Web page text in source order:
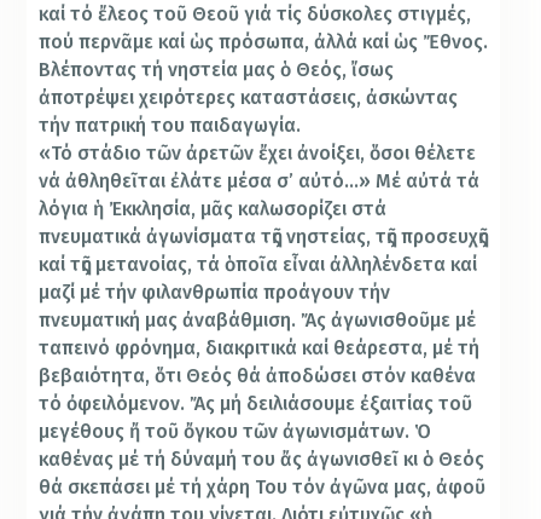
καί τό ἔλεος τοῦ Θεοῦ γιά τίς δύσκολες στιγμές,
πού περνᾶμε καί ὡς πρόσωπα, ἀλλά καί ὡς Ἔθνος.
Βλέποντας τή νηστεία μας ὁ Θεός, ἴσως
ἀποτρέψει χειρότερες καταστάσεις, ἀσκώντας
τήν πατρική του παιδαγωγία.
«Τό στάδιο τῶν ἀρετῶν ἔχει ἀνοίξει, ὅσοι θέλετε
νά ἀθληθεῖται ἐλάτε μέσα σ’ αὐτό…» Μέ αὐτά τά
λόγια ἡ Ἐκκλησία, μᾶς καλωσορίζει στά
πνευματικά ἀγωνίσματα τῆς νηστείας, τῆς προσευχῆς
καί τῆς μετανοίας, τά ὁποῖα εἶναι ἀλληλένδετα καί
μαζί μέ τήν φιλανθρωπία προάγουν τήν
πνευματική μας ἀναβάθμιση. Ἄς ἀγωνισθοῦμε μέ
ταπεινό φρόνημα, διακριτικά καί θεάρεστα, μέ τή
βεβαιότητα, ὅτι Θεός θά ἀποδώσει στόν καθένα
τό ὀφειλόμενον. Ἄς μή δειλιάσουμε ἐξαιτίας τοῦ
μεγέθους ἤ τοῦ ὄγκου τῶν ἀγωνισμάτων. Ὁ
καθένας μέ τή δύναμή του ἄς ἀγωνισθεῖ κι ὁ Θεός
θά σκεπάσει μέ τή χάρη Του τόν ἀγῶνα μας, ἀφοῦ